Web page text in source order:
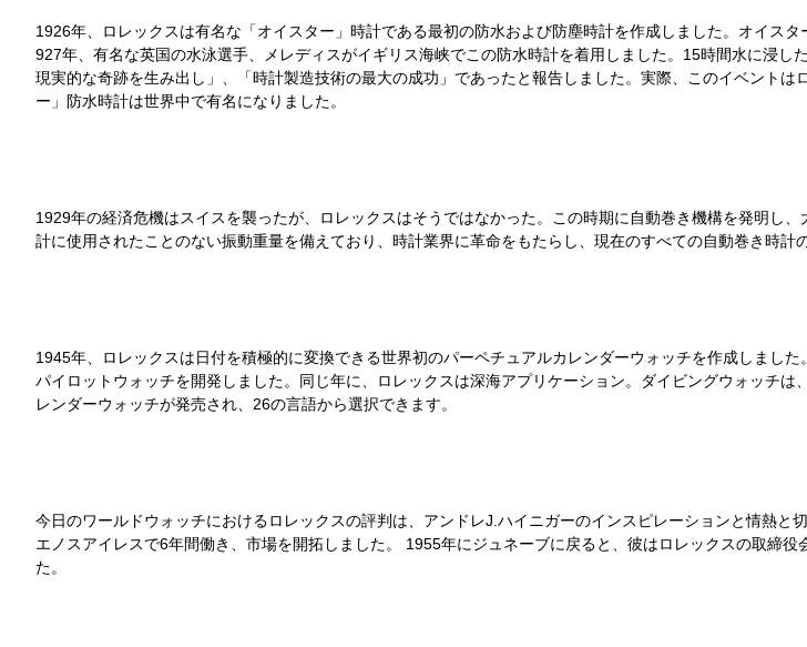
1926年、ロレックスは有名な「オイスター」時計である最初の防水および防塵時計を作成しました。オイス
927年、有名な英国の水泳選手、メレディスがイギリス海峡でこの防水時計を着用しました。15時間水に浸
現実的な奇跡を生み出し」、「時計製造技術の最大の成功」であったと報告しました。実際、このイベント
ー」防水時計は世界中で有名になりました。
1929年の経済危機はスイスを襲ったが、ロレックスはそうではなかった。この時期に自動巻き機構を発明し
計に使用されたことのない振動重量を備えており、時計業界に革命をもたらし、現在のすべての自動巻き時計
1945年、ロレックスは日付を積極的に変換できる世界初のパーペチュアルカレンダーウォッチを作成しまし
パイロットウォッチを開発しました。同じ年に、ロレックスは深海アプリケーション。ダイビングウォッチ
レンダーウォッチが発売され、26の言語から選択できます。
今日のワールドウォッチにおけるロレックスの評判は、アンドレJ.ハイニガーのインスピレーションと情熱
エノスアイレスで6年間働き、市場を開拓しました。 1955年にジュネーブに戻ると、彼はロレックスの取締
た。